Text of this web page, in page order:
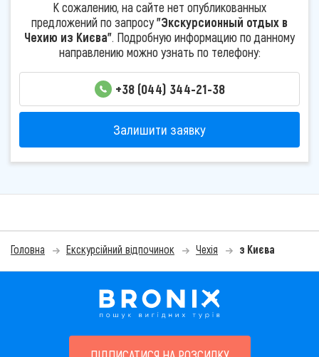
К сожалению, на сайте нет опубликованных
предложений по запросу"Экскурсионный отдых в
Чехию из Києва". Подробную информацию по данному
направлению можно узнать по телефону:
+38 (044) 344-21-38
Залишити заявку
Головна Екскурсійний відпочинок Чехія з Києва